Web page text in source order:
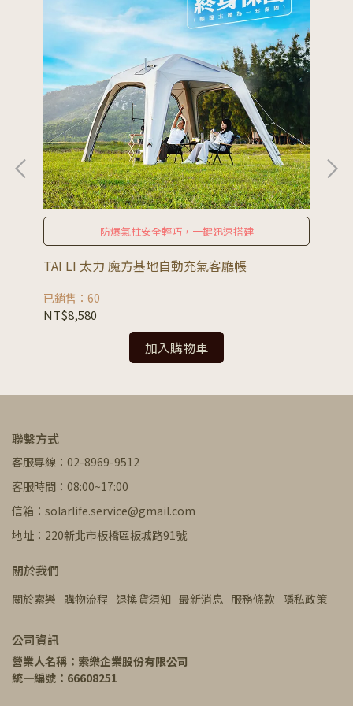
防爆氣柱安全輕巧，一鍵迅速搭建
TAI LI 太力 魔方基地自動充氣客廳帳
已銷售：60
NT$8,580
加入購物車
聯繫方式
客服專線：02-8969-9512
客服時間：08:00~17:00
信箱：solarlife.service@gmail.com
地址：220新北市板橋區板城路91號
關於我們
關於索樂 購物流程 退換貨須知 最新消息 服務條款 隱私政策
公司資訊
營業人名稱：索樂企業股份有限公司
統一編號：66608251